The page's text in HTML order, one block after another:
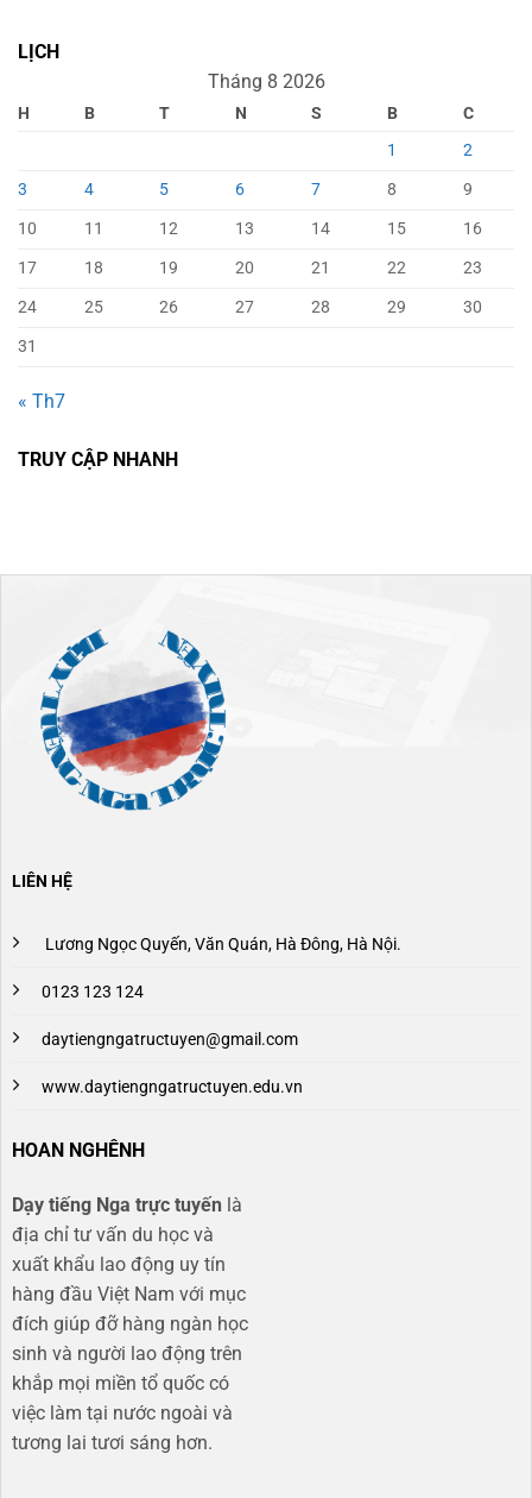
LỊCH
Tháng 8 2026
H B T N S B
C
1
2
3
4 5 6 7 8
9
10
11 12 13 14 15
16
17
18 19 20 21 22
23
24
25 26 27 28 29
30
31
« Th7
TRUY CẬP NHANH
LIÊN HỆ
Lương Ngọc Quyến, Văn Quán, Hà Đông, Hà Nội.
0123 123 124
daytiengngatructuyen@gmail.com
www.daytiengngatructuyen.edu.vn
HOAN NGHÊNH
Dạy tiếng Nga trực tuyến là
địa chỉ tư vấn du học và
xuất khẩu lao động uy tín
hàng đầu Việt Nam với mục
đích giúp đỡ hàng ngàn học
sinh và người lao động trên
khắp mọi miền tổ quốc có
việc làm tại nước ngoài và
tương lai tươi sáng hơn​.